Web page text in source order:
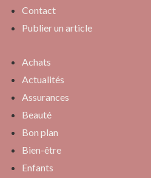
Contact
Publier un article
Achats
Actualités
Assurances
Beauté
Bon plan
Bien-être
Enfants